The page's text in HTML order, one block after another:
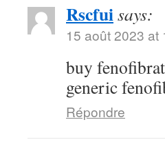
Rscfuisays:
15 août 2023 at
buy
generic
Répondre